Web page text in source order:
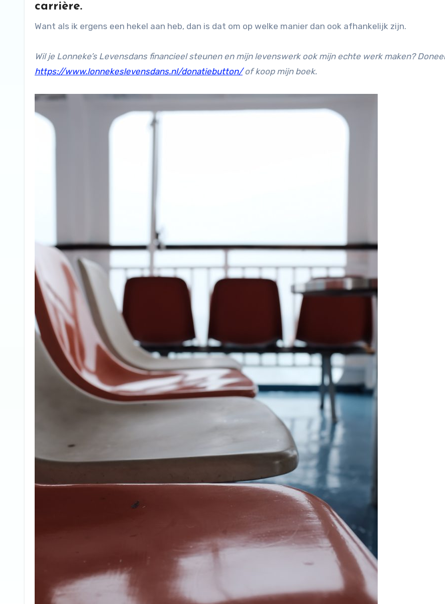
carrière.
Want als ik ergens een hekel aan heb, dan is dat om op welke manier dan ook afhankelijk zijn.
Wil je Lonneke’s Levensdans financieel steunen en mijn levenswerk ook mijn echte werk maken?
https://www.lonnekeslevensdans.nl/donatiebutton/of koop mijn boek.